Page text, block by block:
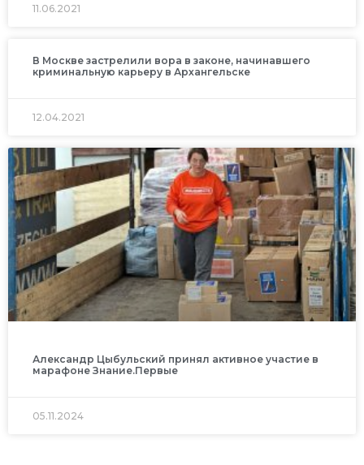
11.06.2021
В Москве застрелили вора в законе, начинавшего
криминальную карьеру в Архангельске
12.04.2021
Александр Цыбульский принял активное участие в
марафоне Знание.Первые
05.11.2024